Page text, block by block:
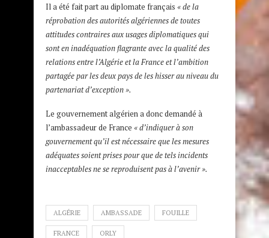
Il a été fait part au diplomate français « de la
réprobation des autorités algériennes de toutes
attitudes contraires aux usages diplomatiques qui
sont en inadéquation flagrante avec la qualité des
relations entre l’Algérie et la France et l’ambition
partagée par les deux pays de les hisser au niveau du
partenariat d’exception ».
Le gouvernement algérien a donc demandé à
l’ambassadeur de France « d’indiquer à son
gouvernement qu’il est nécessaire que les mesures
adéquates soient prises pour que de tels incidents
inacceptables ne se reproduisent pas à l’avenir ».
ALGÉRIE AMBASSADE FOUILLE
FRANCE ORLY